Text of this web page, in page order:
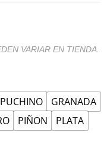
VARIAR EN TIENDA.
GRANADA
PIÑON PLATA